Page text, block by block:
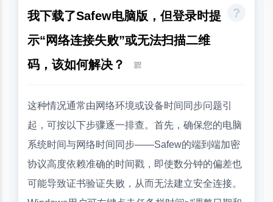
我下载了Safew电脑版，但登录时提
示“网络连接失败”或无法扫描二维
码，该如何解决？
这种情况通常由网络环境或设备时间同步问题引
起，可按以下步骤逐一排查。首先，确保您的电脑
系统时间与网络时间同步——Safew的端到端加密
协议高度依赖准确的时间戳，即使数分钟的偏差也
可能导致证书验证失败，从而无法建立安全连接。